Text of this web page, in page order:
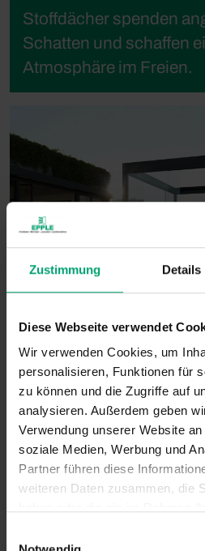
Zustimmung Details
Diese Webseite verwendet
Wir verwenden Cookies, um
personalisieren, Funktionen für
zu können und die Zugriffe auf
analysieren. Außerdem geben
Verwendung unserer Website
soziale Medien, Werbung und
Partner führen diese
weiteren Daten zusammen, die
Stoffdächer spenden
Schatten und schaffen
Atmosphäre im Freien.